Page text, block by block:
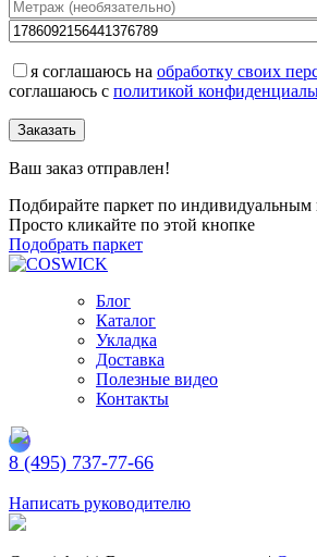
я соглашаюсь на обработку своих
соглашаюсь с политикой
Заказать
Ваш заказ отправлен!
Подбирайте паркет по индивидуальным
Просто кликайте по этой кнопке
Подобрать паркет
Блог
Каталог
Укладка
Доставка
Полезные видео
Контакты
8 (495) 737-77-66
Написать руководителю